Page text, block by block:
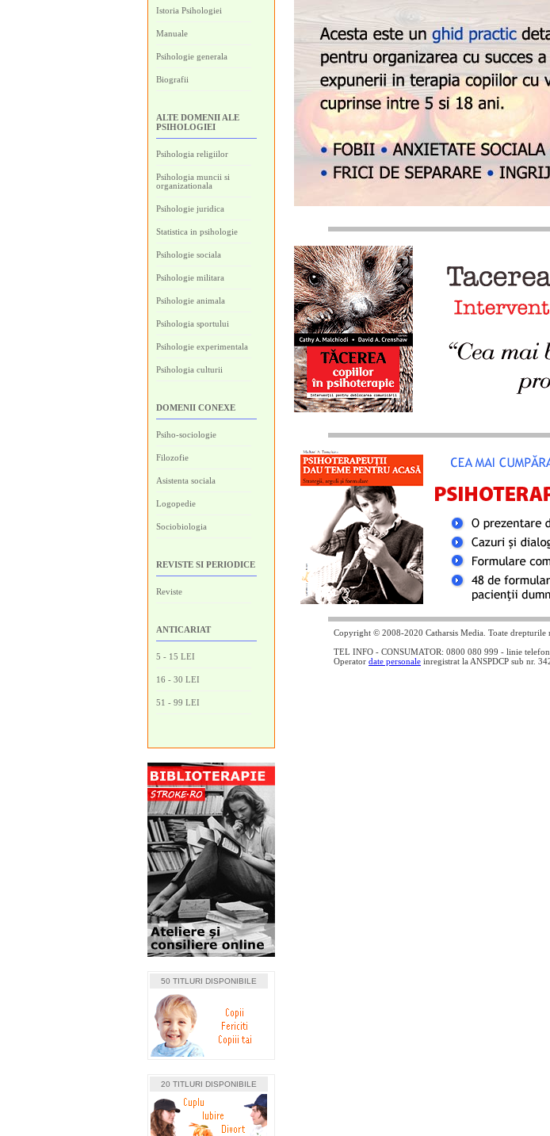
Istoria Psihologiei
Manuale
Psihologie generala
Biografii
ALTE DOMENII ALE
PSIHOLOGIEI
Psihologia religiilor
Psihologia muncii si
organizationala
Psihologie juridica
Statistica in psihologie
Psihologie sociala
Psihologie militara
Psihologie animala
Psihologia sportului
Psihologie experimentala
Psihologia culturii
DOMENII CONEXE
Psiho-sociologie
Filozofie
Asistenta sociala
Logopedie
Sociobiologia
REVISTE SI PERIODICE
Reviste
ANTICARIAT
5 - 15 LEI
16 - 30 LEI
51 - 99 LEI
50 TITLURI DISPONIBILE
20 TITLURI DISPONIBILE
Copyright © 2008-2020 Catharsis Media. Toate drepturile
TEL INFO - CONSUMATOR: 0800 080 999 - linie
Operator date personale inregistrat la ANSPDCP sub nr.